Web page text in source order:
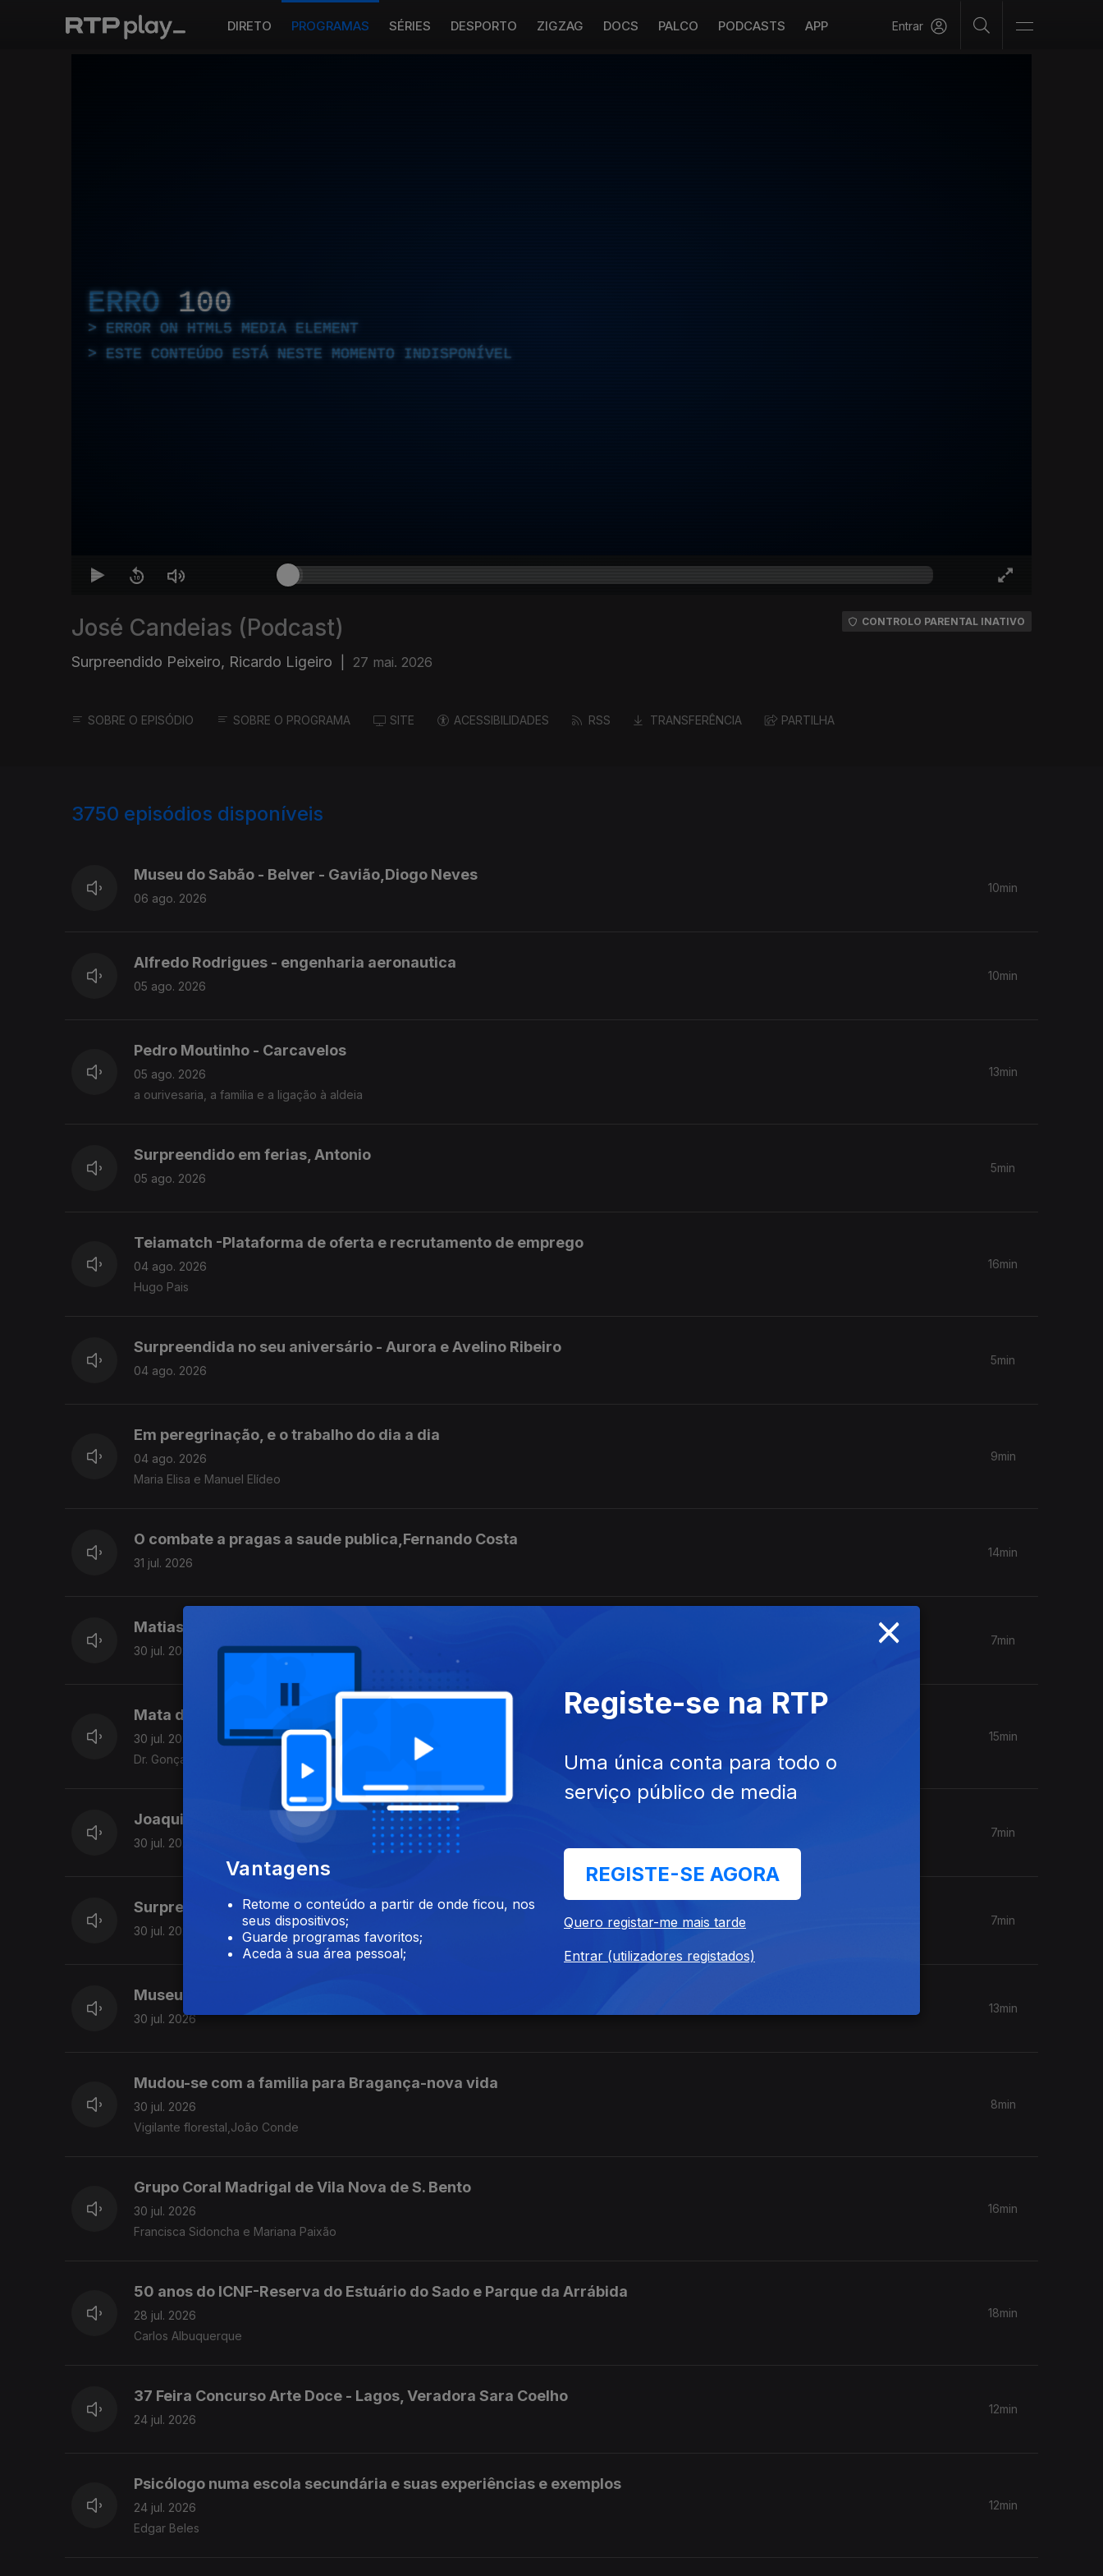
DIRETO PROGRAMAS SÉRIES DESPORTO ZIGZAG DOCS PALCO PODCASTS APP Entrar
ERRO 100
ERROR ON HTML5 MEDIA ELEMENT
ESTE CONTEÚDO ESTÁ NESTE MOMENTO INDISPONÍVEL
José Candeias (Podcast)
Surpreendido Peixeiro, Ricardo Ligeiro 27 mai. 2026
CONTROLO PARENTAL INATIVO
SOBRE O EPISÓDIO SOBRE O PROGRAMA SITE ACESSIBILIDADES RSS TRANSFERÊNCIA PARTILHA
3750 episódios disponíveis
Museu do Sabão - Belver - Gavião,Diogo Neves
06 ago. 2026
10min
Alfredo Rodrigues - engenharia aeronautica
05 ago. 2026
10min
Pedro Moutinho - Carcavelos
05 ago. 2026
a ourivesaria, a familia e a ligação à aldeia
13min
Surpreendido em ferias, Antonio
05 ago. 2026
5min
Teiamatch -Plataforma de oferta e recrutamento de emprego
04 ago. 2026
Hugo Pais
16min
Surpreendida no seu aniversário - Aurora e Avelino Ribeiro
04 ago. 2026
5min
Em peregrinação, e o trabalho do dia a dia
04 ago. 2026
Maria Elisa e Manuel Elídeo
9min
O combate a pragas a saude publica,Fernando Costa
31 jul. 2026
14min
Matias Neves-os acessos à aldeia, as dificuldades e apelos
30 jul. 2026
7min
Mata do Bussaco, certificada Floresta Terapeutica
30 jul. 2026
Dr. Gonçalo Breda Marques
15min
Joaquim Varanda - emigrante na Suécia
30 jul. 2026
7min
Surpreendidos em viagem,Marcio e Martim
30 jul. 2026
7min
Museu da Chapelaria. S.João daMadeira,Tânia Reis
30 jul. 2026
13min
Mudou-se com a familia para Bragança-nova vida
30 jul. 2026
Vigilante florestal,João Conde
8min
Grupo Coral Madrigal de Vila Nova de S. Bento
30 jul. 2026
Francisca Sidoncha e Mariana Paixão
16min
50 anos do ICNF-Reserva do Estuário do Sado e Parque da Arrábida
28 jul. 2026
Carlos Albuquerque
18min
37 Feira Concurso Arte Doce - Lagos, Veradora Sara Coelho
24 jul. 2026
12min
Psicólogo numa escola secundária e suas experiências e exemplos
24 jul. 2026
Edgar Beles
12min
×
Vantagens
Retome o conteúdo a partir de onde ficou, nos
seus dispositivos;
Guarde programas favoritos;
Aceda à sua área pessoal;
Registe-se na RTP
Uma única conta para todo o
serviço público de media
REGISTE-SE AGORA
Quero registar-me mais tarde
Entrar (utilizadores registados)